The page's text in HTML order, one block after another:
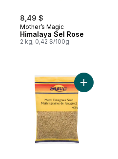
8,49 $
Mother’s Magic
Himalaya Sel Rose
2 kg, 0,42 $/100g
Ajouter